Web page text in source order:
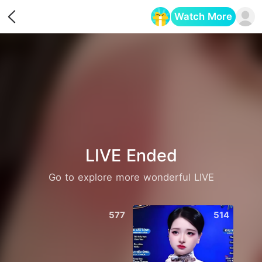
Watch More
LIVE Ended
Go to explore more wonderful LIVE
577 514